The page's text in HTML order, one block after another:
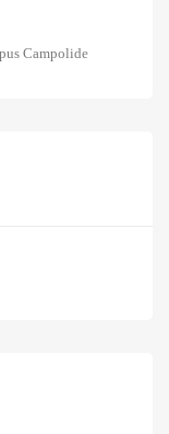
Campolide